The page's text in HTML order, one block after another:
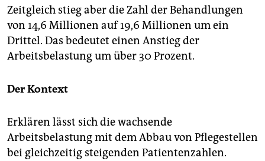
Zeitgleich stieg aber die Zahl der Behandlungen
von 14,6 Millionen auf 19,6 Millionen um ein
Drittel. Das bedeutet einen Anstieg der
Arbeitsbelastung um über 30 Prozent.
Der Kontext
Erklären lässt sich die wachsende
Arbeitsbelastung mit dem Abbau von Pflegestellen
bei gleichzeitig steigenden Patientenzahlen.